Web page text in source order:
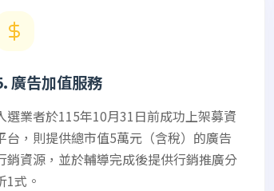
廣告加值服務
選業者於115年10月31日前成功上架募資
台，則提供總市值5萬元（含稅）的廣告
銷資源，並於輔導完成後提供行銷推廣分
1式。